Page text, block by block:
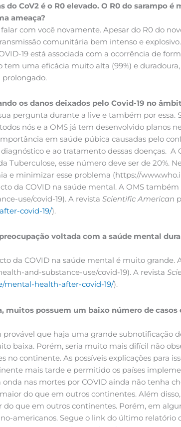
CoV2 é o R0 elevado. O R0 do sarampo
ameaça?
com você novamente. Apesar do R0 do
comunitária bem intenso e
19 está associada com a ocorrência de
uma eficácia muito alta (99%) e
prolongado.
os danos deixados pelo Covid-19 no
pergunta durante a live e também por essa.
nós e a OMS já tem desenvolvido planos
em saúde púbica causadas pelo
e ao tratamento dessas doenças. A
esse número deve ser de 20%.
e minimizar esse problema (https://
da COVID na saúde mental. A OMS
use/covid-19). A revista Scientific American
covid-19/).
voltada com a saúde mental
da COVID na saúde mental é muito grande.
and-substance-use/covid-19). A revista
mental-health-after-covid-19/).
muitos possuem um baixo número de
que haja uma grande subnotificação
baixa. Porém, seria muito mais difícil não
continente. As possíveis explicações para
mais tarde e permitido os países
nas mortes por COVID ainda não tenha
do que em outros continentes. Além
que em outros continentes. Porém, em
americanos. Segue o link do último relatório